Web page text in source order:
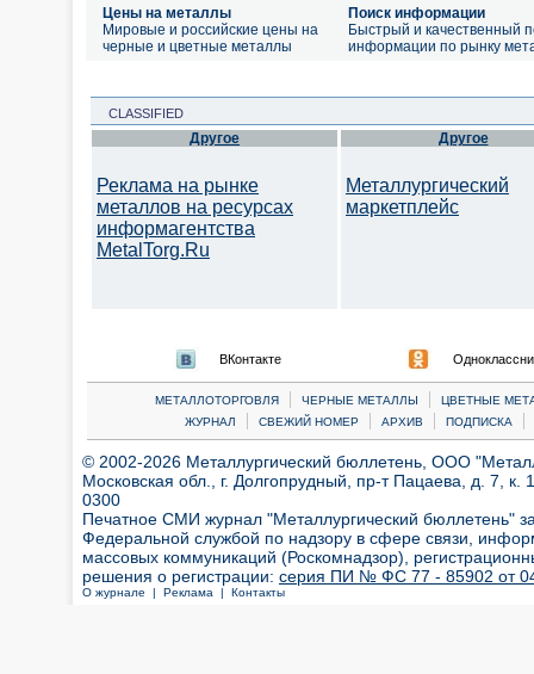
Цены на металлы
Мировые и российские цены на
черные и цветные металлы
Поиск информации
Быстрый и качественный
информации по рынку
CLASSIFIED
Другое
Реклама на рынке
металлов на ресурсах
информагентства
MetalTorg.Ru
Другое
Металлургический
маркетплейс
ВКонтакте
МЕТАЛЛОТОРГОВЛЯ | ЧЕРНЫЕ МЕТАЛЛЫ |
ЦВЕТНЫЕ
ЖУРНАЛ
| СВЕЖИЙ НОМЕР | АРХИВ | ПОДПИСКА |
© 2002-2026 Металлургический бюллетень, ООО
Московская обл., г. Долгопрудный, пр-т Пацаева, д. 7,
0300
Печатное СМИ журнал "Металлургический бюллетень"
Федеральной службой по надзору в сфере связи,
массовых коммуникаций (Роскомнадзор),
решения о регистрации: серия ПИ № ФС 77 - 85902 от 04
О журнале | Реклама | Контакты